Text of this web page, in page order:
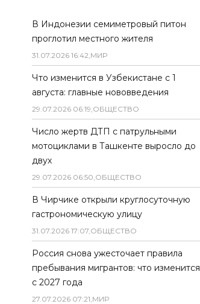
В Индонезии семиметровый питон
проглотил местного жителя
31.07.2026 16:42,МИР
Что изменится в Узбекистане с 1
августа: главные нововведения
29.07.2026 06:19,ОБЩЕСТВО
Число жертв ДТП с патрульными
мотоциклами в Ташкенте выросло до
двух
29.07.2026 06:50,ОБЩЕСТВО
В Чирчике открыли круглосуточную
гастрономическую улицу
31.07.2026 17:07,ОБЩЕСТВО
Россия снова ужесточает правила
пребывания мигрантов: что изменится
с 2027 года
27.07.2026 07:21,МИР